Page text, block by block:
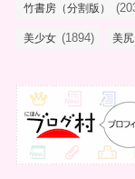
竹書房（分割版）
美少女 (1894) 美尻